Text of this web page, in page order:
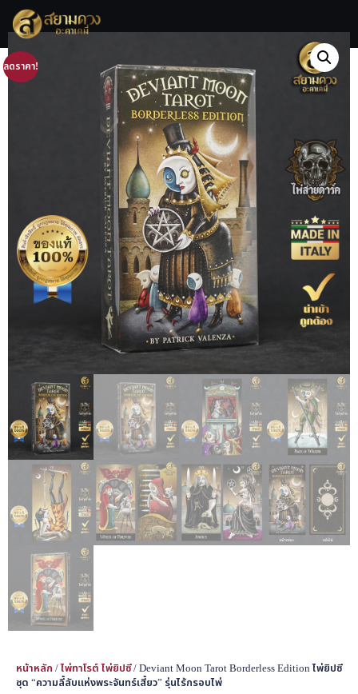
ลดราคา!
หน้าหลัก /ไพ่ทาโรต์ ไพ่ยิปซี/ Deviant Moon Tarot Borderless Edition ไพ่ยิปซี
ชุด “ความลี้ลับแห่งพระจันทร์เสี้ยว” รุ่นไร้กรอบไพ่